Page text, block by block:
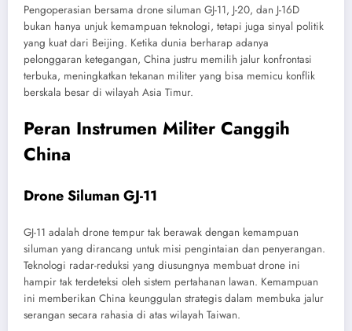
Pengoperasian bersama drone siluman GJ-11, J-20, dan J-16D
bukan hanya unjuk kemampuan teknologi, tetapi juga sinyal politik
yang kuat dari Beijing. Ketika dunia berharap adanya
pelonggaran ketegangan, China justru memilih jalur konfrontasi
terbuka, meningkatkan tekanan militer yang bisa memicu konflik
berskala besar di wilayah Asia Timur.
Peran Instrumen Militer Canggih
China
Drone Siluman GJ-11
GJ-11 adalah drone tempur tak berawak dengan kemampuan
siluman yang dirancang untuk misi pengintaian dan penyerangan.
Teknologi radar-reduksi yang diusungnya membuat drone ini
hampir tak terdeteksi oleh sistem pertahanan lawan. Kemampuan
ini memberikan China keunggulan strategis dalam membuka jalur
serangan secara rahasia di atas wilayah Taiwan.